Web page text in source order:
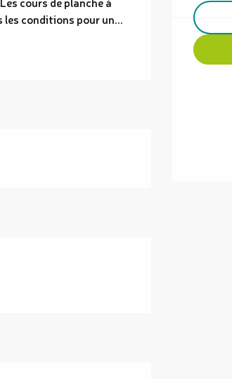
conditions pour un...